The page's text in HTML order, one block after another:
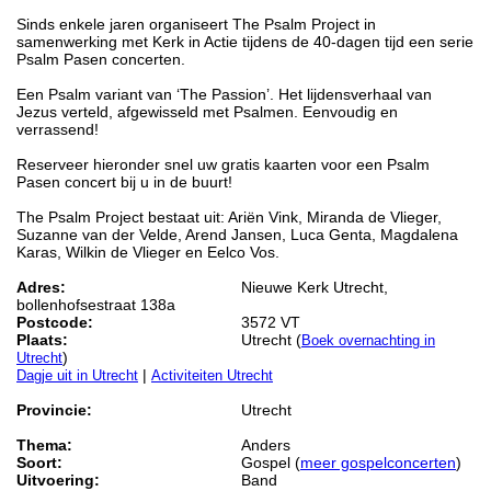
Sinds enkele jaren organiseert The Psalm Project in
samenwerking met Kerk in Actie tijdens de 40-dagen tijd een serie
Psalm Pasen concerten.
Een Psalm variant van ‘The Passion’. Het lijdensverhaal van
Jezus verteld, afgewisseld met Psalmen. Eenvoudig en
verrassend!
Reserveer hieronder snel uw gratis kaarten voor een Psalm
Pasen concert bij u in de buurt!
The Psalm Project bestaat uit: Ariën Vink, Miranda de Vlieger,
Suzanne van der Velde, Arend Jansen, Luca Genta, Magdalena
Karas, Wilkin de Vlieger en Eelco Vos.
Adres:
Nieuwe Kerk Utrecht,
bollenhofsestraat 138a
Postcode:
3572 VT
Plaats:
Utrecht (Boek overnachting in
Utrecht)
Dagje uit in Utrecht | Activiteiten Utrecht
Provincie:
Utrecht
Thema:
Anders
Soort:
Gospel (meer gospelconcerten)
Uitvoering:
Band